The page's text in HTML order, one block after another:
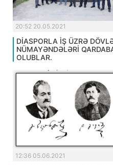
20:52 20.05.2021
DİASPORLA İŞ ÜZRƏ
NÜMAYƏNDƏLƏRİ
OLUBLAR.
12:36 05.06.2021